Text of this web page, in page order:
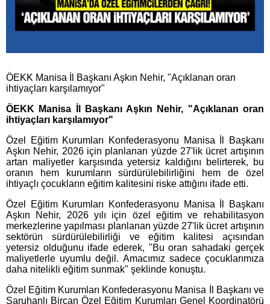
ÖEKK Manisa İl Başkanı Aşkın Nehir, "Açıklanan oran
ihtiyaçları karşılamıyor"
ÖEKK Manisa İl Başkanı Aşkın Nehir, "Açıklanan oran
ihtiyaçları karşılamıyor"
Özel Eğitim Kurumları Konfederasyonu Manisa İl Başkanı
Aşkın Nehir, 2026 için planlanan yüzde 27'lik ücret artışının
artan maliyetler karşısında yetersiz kaldığını belirterek, bu
oranın hem kurumların sürdürülebilirliğini hem de özel
ihtiyaçlı çocukların eğitim kalitesini riske attığını ifade etti.
Özel Eğitim Kurumları Konfederasyonu Manisa İl Başkanı
Aşkın Nehir, 2026 yılı için özel eğitim ve rehabilitasyon
merkezlerine yapılması planlanan yüzde 27'lik ücret artışının
sektörün sürdürülebilirliği ve eğitim kalitesi açısından
yetersiz olduğunu ifade ederek, "Bu oran sahadaki gerçek
maliyetlerle uyumlu değil. Amacımız sadece çocuklarımıza
daha nitelikli eğitim sunmak" şeklinde konuştu.
Özel Eğitim Kurumları Konfederasyonu Manisa İl Başkanı ve
Saruhanlı Bircan Özel Eğitim Kurumları Genel Koordinatörü